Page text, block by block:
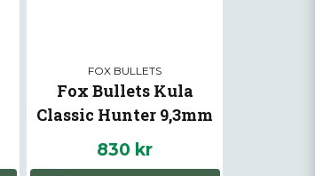
FOX BULLETS
Fox Bullets Kula
Classic Hunter 9,3mm
830 kr